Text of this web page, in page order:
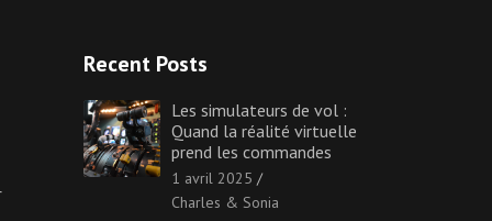
Recent Posts
Les simulateurs de vol :
Quand la réalité virtuelle
prend les commandes
1 avril 2025
Charles & Sonia